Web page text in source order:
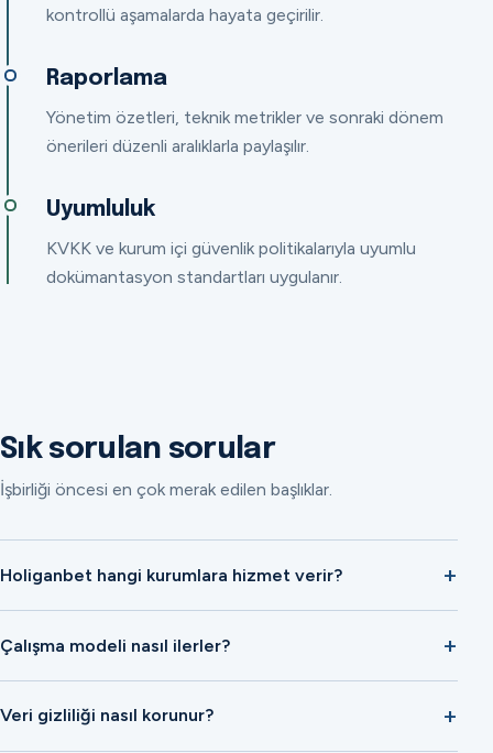
kontrollü aşamalarda hayata geçirilir.
Raporlama
Yönetim özetleri, teknik metrikler ve sonraki dönem
önerileri düzenli aralıklarla paylaşılır.
Uyumluluk
KVKK ve kurum içi güvenlik politikalarıyla uyumlu
dokümantasyon standartları uygulanır.
Sık sorulan sorular
İşbirliği öncesi en çok merak edilen başlıklar.
Holiganbet hangi kurumlara hizmet verir?
Çalışma modeli nasıl ilerler?
Veri gizliliği nasıl korunur?